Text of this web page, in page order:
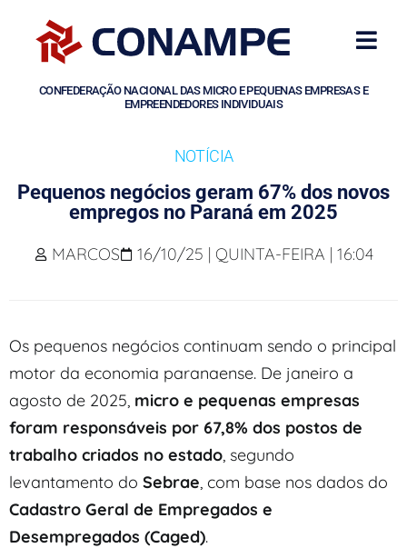
CONFEDERAÇÃO NACIONAL DAS MICRO E PEQUENAS EMPRESAS E
EMPREENDEDORES INDIVIDUAIS
NOTÍCIA
Pequenos negócios geram 67% dos novos
empregos no Paraná em 2025
MARCOS 16/10/25 | QUINTA-FEIRA | 16:04
Os pequenos negócios continuam sendo o principal
motor da economia paranaense. De janeiro a
agosto de 2025, micro e pequenas empresas
foram responsáveis por 67,8% dos postos de
trabalho criados no estado, segundo
levantamento do Sebrae, com base nos dados do
Cadastro Geral de Empregados e
Desempregados (Caged).